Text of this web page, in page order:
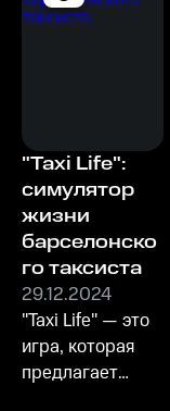
"Taxi Life":
симулятор
жизни
барселонско
го таксиста
29.12.2024
"Taxi Life" — это
игра, которая
предлагает